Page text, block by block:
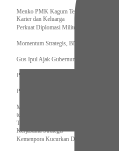
Menko PMK Kagum Terhadap
Karier dan Keluarga
Perkuat Diplomasi Militer, Panglima TNI
Momentum Strategis, BNPB Terima
Gus Ipul Ajak Gubernur dan Bupati/Wali
Panglima TNI Sambut Kedatangan
Pengurus Pusat Pordasi Pacu Dapat Pesan
Menag RI dan Dua Menteri Yordania
termasuk Beasiswa
Tiba di Tanah Air, Presiden Prabowo
Kerjasama Strategis
Kemenpora Kucurkan Dana untuk